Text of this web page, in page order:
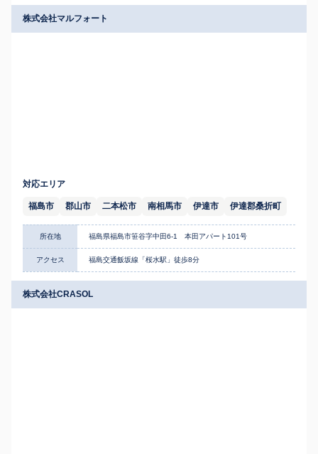
株式会社マルフォート
対応エリア
福島市 郡山市 二本松市 南相馬市 伊達市 伊達郡桑折町
所在地 福島県福島市笹谷字中田6-1 本田アパート101号
アクセス 福島交通飯坂線「桜水駅」徒歩8分
株式会社CRASOL